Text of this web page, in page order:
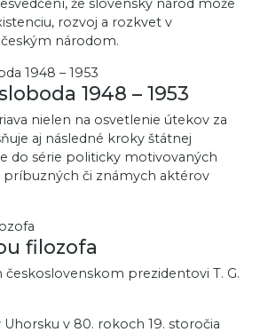
rozvoj a rozkvet v
národom.
1948 – 1953
nielen na osvetlenie útekov za
aj následné kroky štátnej
do série politicky motivovaných
príbuzných či známych aktérov
filozofa
prezidentovi T. G.